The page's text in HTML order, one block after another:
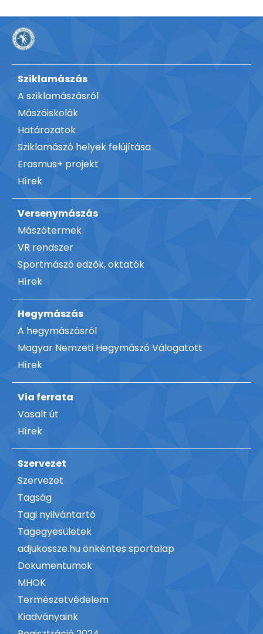
Sziklamászás
A sziklamászásról
Mászóiskolák
Határozatok
Sziklamászó helyek felújítása
Erasmus+ projekt
Hírek
Versenymászás
Mászótermek
VR rendszer
Sportmászó edzők, oktatók
Hírek
Hegymászás
A hegymászásról
Magyar Nemzeti Hegymászó Válogatott
Hírek
Via ferrata
Vasalt út
Hírek
Szervezet
Szervezet
Tagság
Tagi nyilvántartó
Tagegyesületek
adjukossze.hu önkéntes sportalap
Dokumentumok
MHOK
Természetvédelem
Kiadványaink